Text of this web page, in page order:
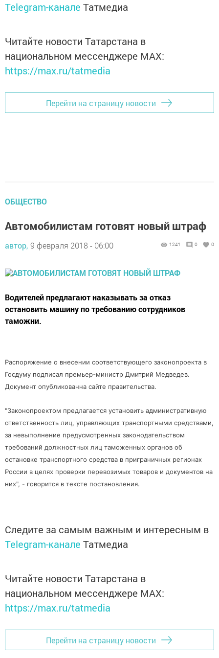
Telegram-канале Татмедиа
Читайте новости Татарстана в
национальном мессенджере MАХ:
https://max.ru/tatmedia
Перейти на страницу новости
ОБЩЕСТВО
Автомобилистам готовят новый штраф
автор, 9 февраля 2018 - 06:00 1241 0 0
Водителей предлагают наказывать за отказ
остановить машину по требованию сотрудников
таможни.
Распоряжение о внесении соответствующего законопроекта в
Госдуму подписал премьер-министр Дмитрий Медведев.
Документ опубликованна сайте правительства.
"Законопроектом предлагается установить административную
ответственность лиц, управляющих транспортными средствами,
за невыполнение предусмотренных законодательством
требований должностных лиц таможенных органов об
остановке транспортного средства в приграничных регионах
России в целях проверки перевозимых товаров и документов на
них", - говорится в тексте постановления.
Следите за самым важным и интересным в
Telegram-канале Татмедиа
Читайте новости Татарстана в
национальном мессенджере MАХ:
https://max.ru/tatmedia
Перейти на страницу новости